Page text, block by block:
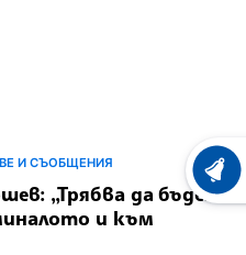
И СЪОБЩЕНИЯ
„Трябва да бъдем
и към